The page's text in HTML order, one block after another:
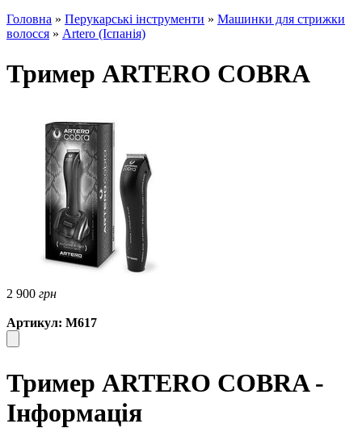
Головна » Перукарські інструменти » Машинки для стрижки
волосся » Artero (Іспанія)
Тример ARTERO COBRA
2 900 грн
Артикул: M617
Тример ARTERO COBRA -
Інформація